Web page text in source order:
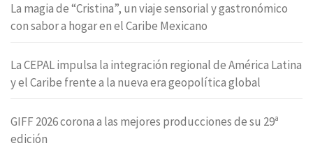
La magia de “Cristina”, un viaje sensorial y gastronómico
con sabor a hogar en el Caribe Mexicano
La CEPAL impulsa la integración regional de América Latina
y el Caribe frente a la nueva era geopolítica global
GIFF 2026 corona a las mejores producciones de su 29ª
edición